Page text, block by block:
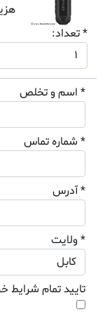
* تعداد:
* اسم و تخلص
* شماره تماس
* آدرس
* ولایت
تایید تمام شرایط